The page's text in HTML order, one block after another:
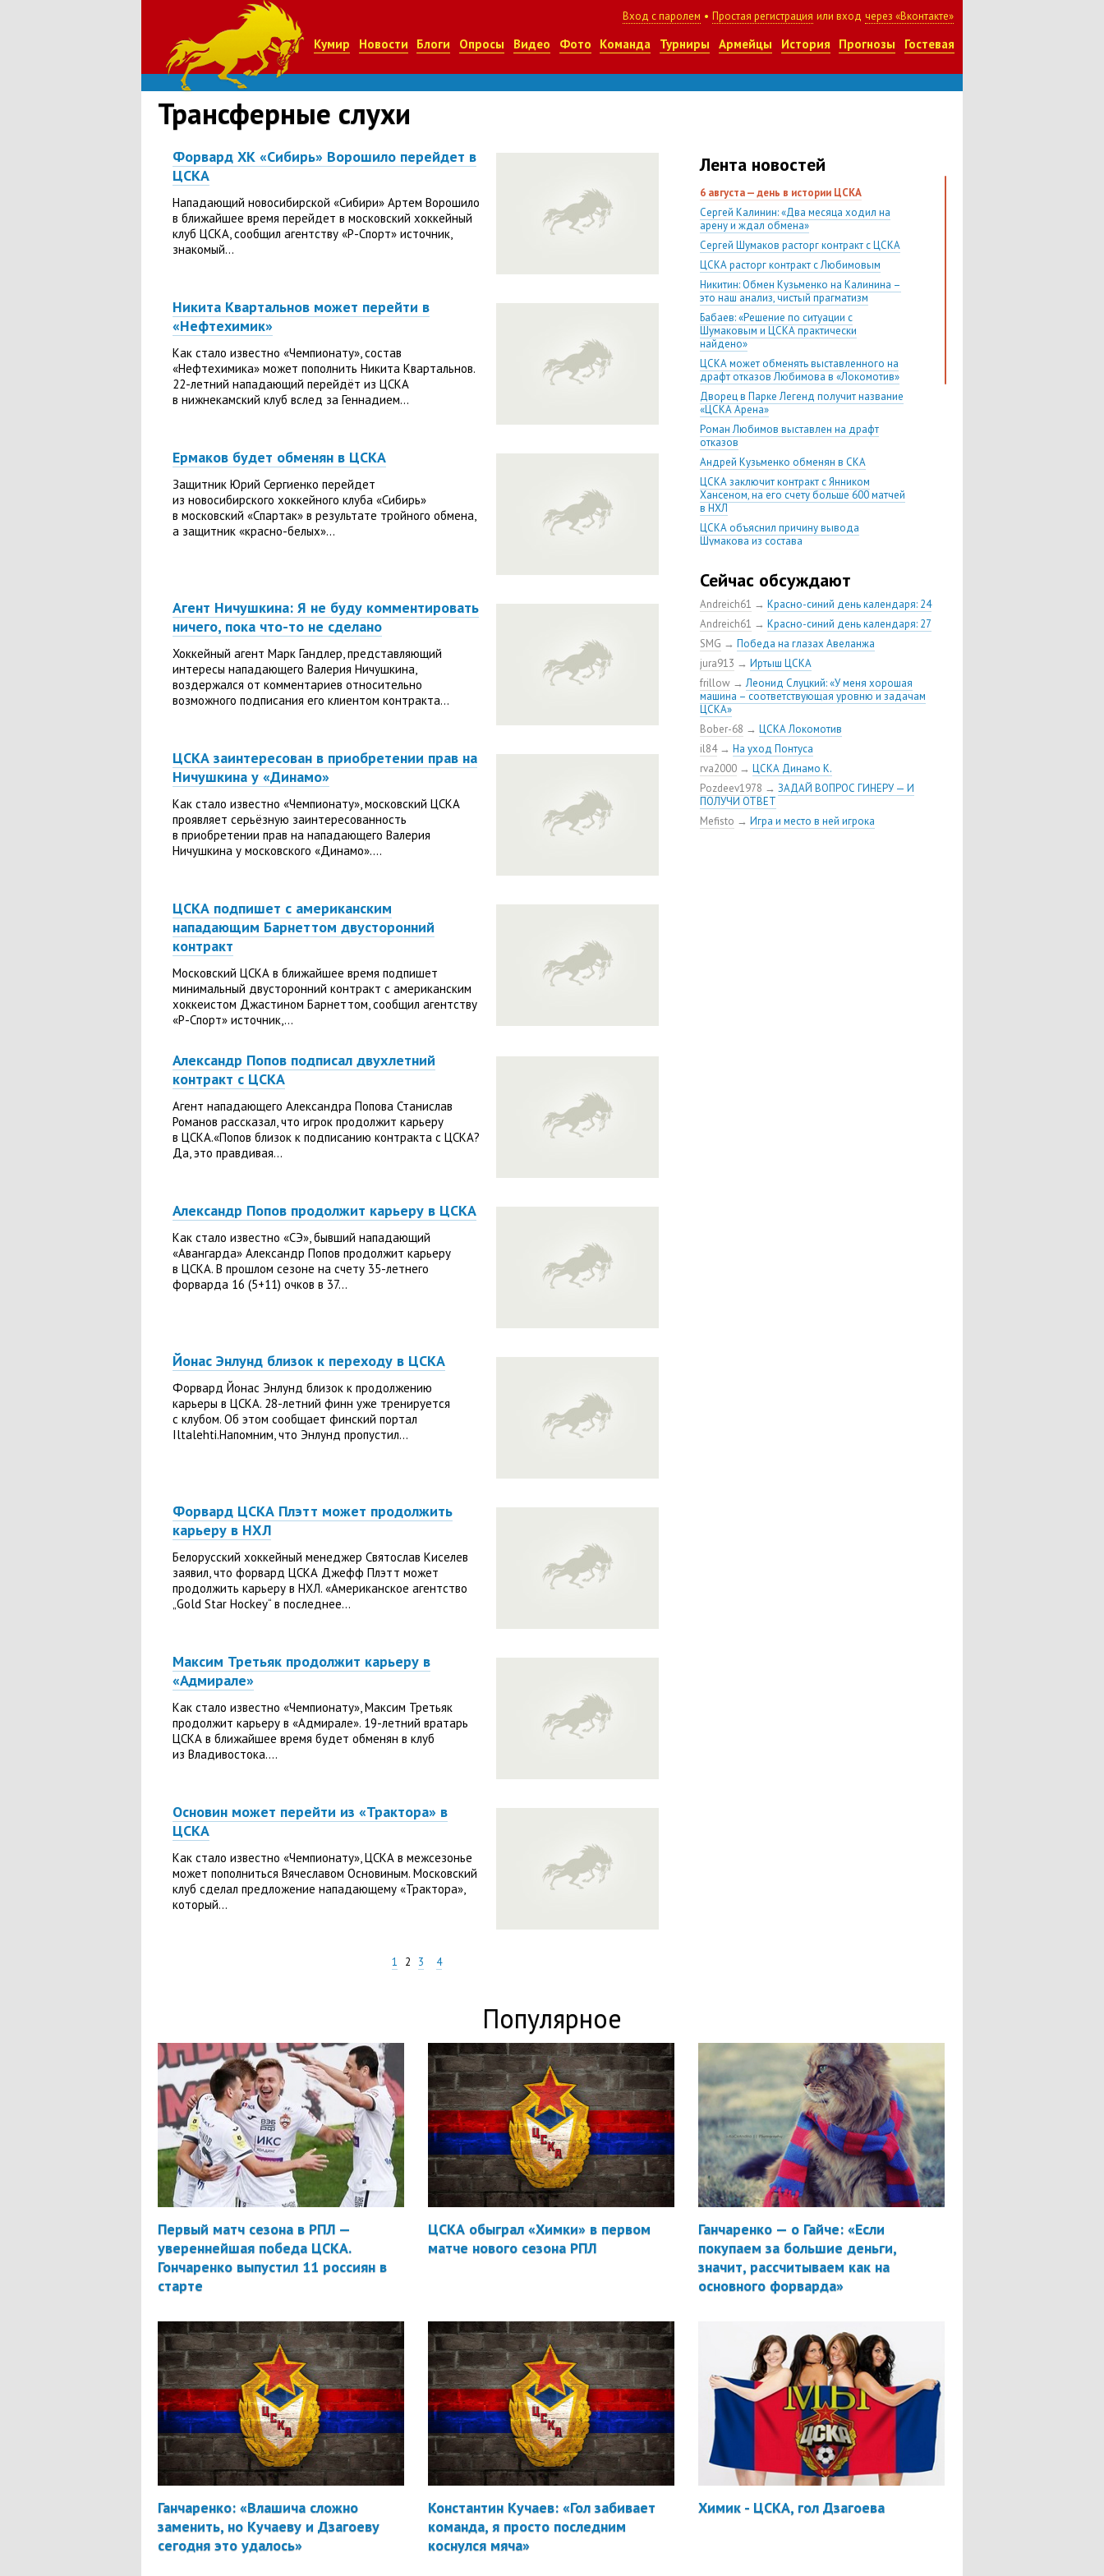
Вход с паролем • Простая регистрация или вход через «Вконтакте»
Кумир Новости Блоги Опросы Видео Фото Команда Турниры Армейцы История Прогнозы Гостевая
Трансферные слухи
Форвард ХК «Сибирь» Ворошило перейдет в
ЦСКА
Нападающий новосибирской «Сибири» Артем Ворошило
в ближайшее время перейдет в московский хоккейный
клуб ЦСКА, сообщил агентству «Р-Спорт» источник,
знакомый...
Никита Квартальнов может перейти в
«Нефтехимик»
Как стало известно «Чемпионату», состав
«Нефтехимика» может пополнить Никита Квартальнов.
22-летний нападающий перейдёт из ЦСКА
в нижнекамский клуб вслед за Геннадием...
Ермаков будет обменян в ЦСКА
Защитник Юрий Сергиенко перейдет
из новосибирского хоккейного клуба «Сибирь»
в московский «Спартак» в результате тройного обмена,
а защитник «красно-белых»...
Агент Ничушкина: Я не буду комментировать
ничего, пока что-то не сделано
Хоккейный агент Марк Гандлер, представляющий
интересы нападающего Валерия Ничушкина,
воздержался от комментариев относительно
возможного подписания его клиентом контракта...
ЦСКА заинтересован в приобретении прав на
Ничушкина у «Динамо»
Как стало известно «Чемпионату», московский ЦСКА
проявляет серьёзную заинтересованность
в приобретении прав на нападающего Валерия
Ничушкина у московского «Динамо»....
ЦСКА подпишет с американским
нападающим Барнеттом двусторонний
контракт
Московский ЦСКА в ближайшее время подпишет
минимальный двусторонний контракт с американским
хоккеистом Джастином Барнеттом, сообщил агентству
«Р-Спорт» источник,...
Александр Попов подписал двухлетний
контракт с ЦСКА
Агент нападающего Александра Попова Станислав
Романов рассказал, что игрок продолжит карьеру
в ЦСКА.«Попов близок к подписанию контракта с ЦСКА?
Да, это правдивая...
Александр Попов продолжит карьеру в ЦСКА
Как стало известно «СЭ», бывший нападающий
«Авангарда» Александр Попов продолжит карьеру
в ЦСКА. В прошлом сезоне на счету 35-летнего
форварда 16 (5+11) очков в 37...
Йонас Энлунд близок к переходу в ЦСКА
Форвард Йонас Энлунд близок к продолжению
карьеры в ЦСКА. 28-летний финн уже тренируется
с клубом. Об этом сообщает финский портал
Iltalehti.Напомним, что Энлунд пропустил...
Форвард ЦСКА Плэтт может продолжить
карьеру в НХЛ
Белорусский хоккейный менеджер Святослав Киселев
заявил, что форвард ЦСКА Джефф Плэтт может
продолжить карьеру в НХЛ. «Американское агентство
„Gold Star Hockey“ в последнее...
Максим Третьяк продолжит карьеру в
«Адмирале»
Как стало известно «Чемпионату», Максим Третьяк
продолжит карьеру в «Адмирале». 19-летний вратарь
ЦСКА в ближайшее время будет обменян в клуб
из Владивостока....
Основин может перейти из «Трактора» в
ЦСКА
Как стало известно «Чемпионату», ЦСКА в межсезонье
может пополниться Вячеславом Основиным. Московский
клуб сделал предложение нападающему «Трактора»,
который...
1 2 3 4
Лента новостей
6 августа — день в истории ЦСКА
Сергей Калинин: «Два месяца ходил на
арену и ждал обмена»
Сергей Шумаков расторг контракт с ЦСКА
ЦСКА расторг контракт с Любимовым
Никитин: Обмен Кузьменко на Калинина –
это наш анализ, чистый прагматизм
Бабаев: «Решение по ситуации с
Шумаковым и ЦСКА практически
найдено»
ЦСКА может обменять выставленного на
драфт отказов Любимова в «Локомотив»
Дворец в Парке Легенд получит название
«ЦСКА Арена»
Роман Любимов выставлен на драфт
отказов
Андрей Кузьменко обменян в СКА
ЦСКА заключит контракт с Янником
Хансеном, на его счету больше 600 матчей
в НХЛ
ЦСКА объяснил причину вывода
Шумакова из состава
тренируется индивидуально
Игорь Никитин не возглавит «Авангард» и
останется в ЦСКА
Нападающий ЦСКА Кирилл Петров
обменян в «Авангард»
Александр Попов остается в ЦСКА еще на
год
ЦСКА с сезона-2018/19 будет проводить
домашние матчи КХЛ в «Парке легенд»
ЦСКА выменял у «Торпедо» защитника
Дмитрия Шуленина
Состав хоккейного клуба ЦСКА пополнил
канадский нападающий Линден Вей
Кирилл Воробьёв возвращается в ЦСКА
ЦСКА приобрел права на форварда
«Эдмонтона»
Сейчас обсуждают
Andreich61 → Красно-синий день календаря: 24
Andreich61 → Красно-синий день календаря: 27
SMG → Победа на глазах Авеланжа
jura913 → Иртыш ЦСКА
frillow →Леонид Слуцкий: «У меня хорошая
машина – соответствующая уровню и задачам
ЦСКА»
Bober-68 → ЦСКА Локомотив
il84→ На уход Понтуса
rva2000 → ЦСКА Динамо К.
Pozdeev1978 → ЗАДАЙ ВОПРОС ГИНЕРУ — И
ПОЛУЧИ ОТВЕТ
Mefisto → Игра и место в ней игрока
Популярное
Первый матч сезона в РПЛ —
увереннейшая победа ЦСКА.
Гончаренко выпустил 11 россиян в
старте
ЦСКА обыграл «Химки» в первом
матче нового сезона РПЛ
Ганчаренко — о Гайче: «Если
покупаем за большие деньги,
значит, рассчитываем как на
основного форварда»
Ганчаренко: «Влашича сложно
заменить, но Кучаеву и Дзагоеву
сегодня это удалось»
Константин Кучаев: «Гол забивает
команда, я просто последним
коснулся мяча»
Химик - ЦСКА, гол Дзагоева